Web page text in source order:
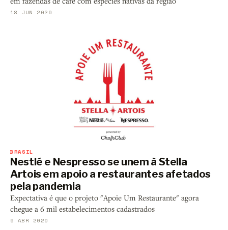
18 JUN 2020
BRASIL
Nestlé e Nespresso se unem à Stella
Artois em apoio a restaurantes afetados
pela pandemia
Expectativa é que o projeto "Apoie Um Restaurante" agora
chegue a 6 mil estabelecimentos cadastrados
9 ABR 2020